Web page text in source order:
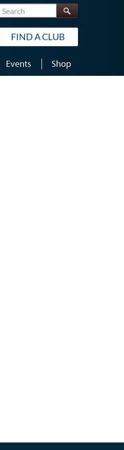
Search
FIND A CLUB
Events Shop